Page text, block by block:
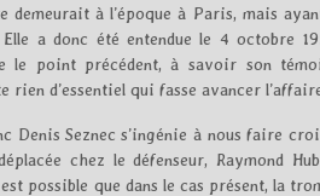
demeurait à l’époque à Paris, mais
Elle a donc été entendue le 4 octobre
le point précédent, à savoir son
rien d’essentiel qui fasse avancer
Denis Seznec s’ingénie à nous faire
déplacée chez le défenseur, Raymond
possible que dans le cas présent, la